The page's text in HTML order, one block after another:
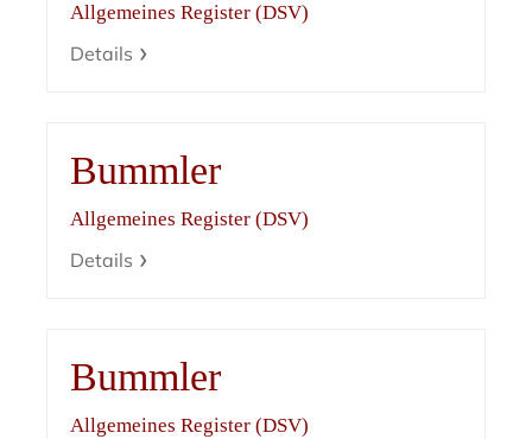
Allgemeines Register (DSV)
Details
Bummler
Allgemeines Register (DSV)
Details
Bummler
Allgemeines Register (DSV)